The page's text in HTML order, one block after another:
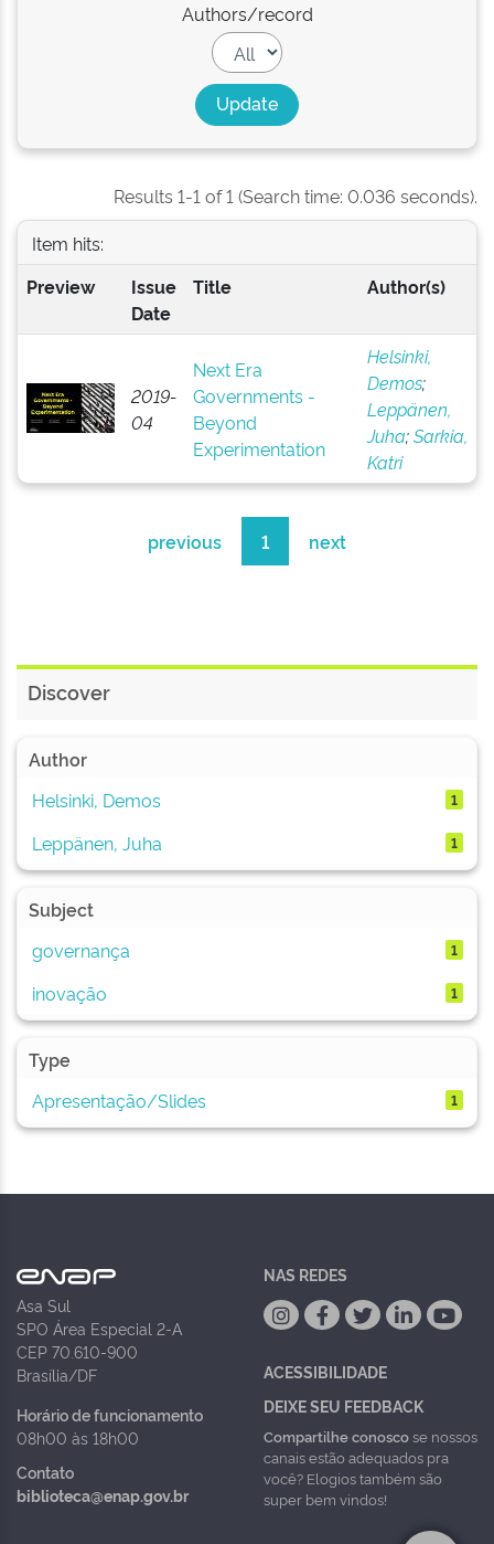
Authors/record
Results 1-1 of 1 (Search time: 0.036 seconds).
Item hits:
Preview
Issue
Date
Title Author(s)
2019-
04
Next Era
Governments -
Beyond
Experimentation
Helsinki,
Demos;
Leppänen,
Juha;Sarkia,
Katri
previous 1 next
Discover
Author
Helsinki, Demos
1
Leppänen, Juha 1
Subject
governança
1
inovação 1
Type
Apresentação/Slides
1
Asa Sul
SPO Área Especial 2-A
CEP 70.610-900
Brasília/DF
Horário de funcionamento
08h00 às 18h00
Contato
biblioteca@enap.gov.br
NAS REDES
ACESSIBILIDADE
DEIXE SEU FEEDBACK
Compartilhe conoscose nossos
canais estão adequados pra
você? Elogios também são
super bem vindos!